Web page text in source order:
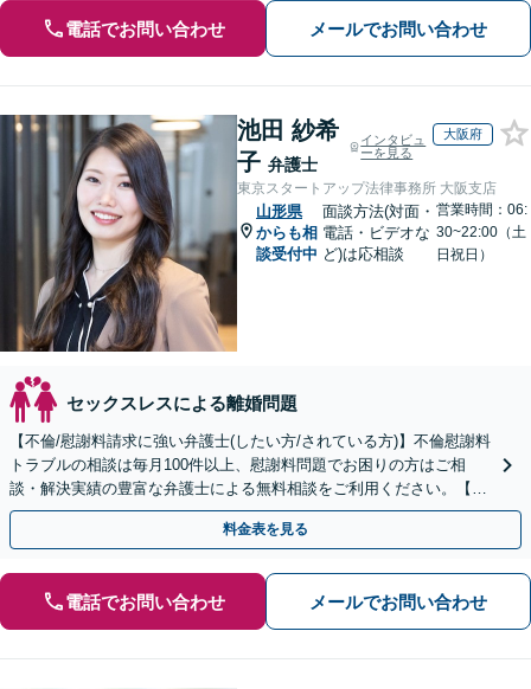
電話でお問い合わせ メールでお問い合わせ
池田 紗希
子 弁護士
インタビュ
ーを見る
大阪府
東京スタートアップ法律事務所 大阪支店
山形県
からも相
談受付中
面談方法(対面・
電話・ビデオな
ど)は応相談
営業時間：06:
30~22:00（土
日祝日）
セックスレスによる離婚問題
【不倫/慰謝料請求に強い弁護士(したい方/されている方)】不倫慰謝料
トラブルの相談は毎月100件以上、慰謝料問題でお困りの方はご相
談・解決実績の豊富な弁護士による無料相談をご利用ください。【不
倫相談は初回0円】【全国対応】
料金表を見る
電話でお問い合わせ メールでお問い合わせ